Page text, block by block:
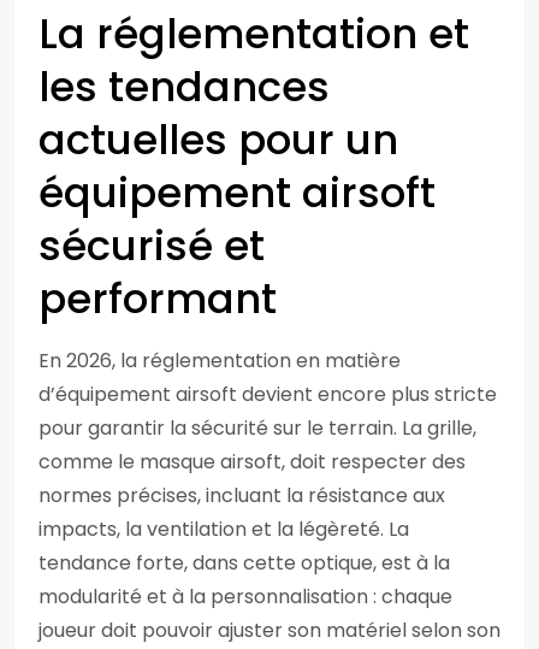
La réglementation et
les tendances
actuelles pour un
équipement airsoft
sécurisé et
performant
En 2026, la réglementation en matière
d’équipement airsoft devient encore plus stricte
pour garantir la sécurité sur le terrain. La grille,
comme le masque airsoft, doit respecter des
normes précises, incluant la résistance aux
impacts, la ventilation et la légèreté. La
tendance forte, dans cette optique, est à la
modularité et à la personnalisation : chaque
joueur doit pouvoir ajuster son matériel selon son